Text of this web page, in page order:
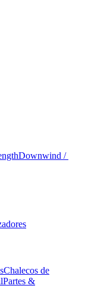
Downwind /
Chalecos de
Partes &